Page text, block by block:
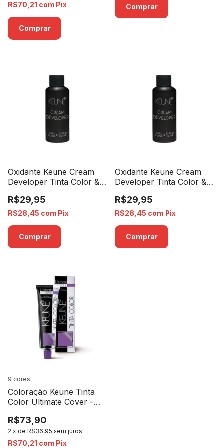
R$70,21 com Pix
Comprar
Oxidante Keune Cream
Developer Tinta Color &
Volumes - 60ml
R$29,95
R$28,45 com Pix
Oxidante Keune Cream
Developer Tinta Color &
Volumes - 60ml
R$29,95
R$28,45 com Pix
Coloração Keune Tinta
Color Ultimate Cover -
R$73,90
2 x de R$36,95 sem juros
R$70,21 com Pix
9 cores